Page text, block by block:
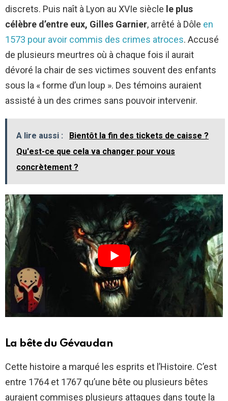
discrets. Puis naît à Lyon au XVIe siècle le plus
célèbre d’entre eux, Gilles Garnier, arrêté à Dôle en
1573 pour avoir commis des crimes atroces. Accusé
de plusieurs meurtres où à chaque fois il aurait
dévoré la chair de ses victimes souvent des enfants
sous la « forme d’un loup ». Des témoins auraient
assisté à un des crimes sans pouvoir intervenir.
A lire aussi :
Bientôt la fin des tickets de caisse ?
Qu'est-ce que cela va changer pour vous
concrètement ?
La bête du Gévaudan
Cette histoire a marqué les esprits et l’Histoire. C’est
entre 1764 et 1767 qu’une bête ou plusieurs bêtes
auraient commises plusieurs attaques dans toute la